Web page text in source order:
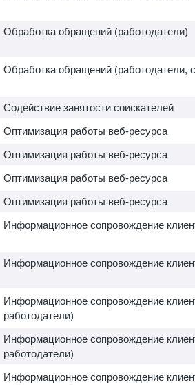
Обработка обращений (работодатели)
Обработка обращений (работодатели,
Содействие занятости соискателей
Оптимизация работы веб-ресурса
Оптимизация работы веб-ресурса
Оптимизация работы веб-ресурса
Оптимизация работы веб-ресурса
Информационное сопровождение
Информационное сопровождение
Информационное сопровождение
работодатели)
Информационное сопровождение
работодатели)
Информационное сопровождение